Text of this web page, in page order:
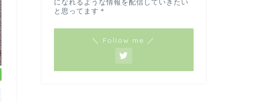
になれるような情報を配信していきたい
と思ってます＊
＼ Follow me ／